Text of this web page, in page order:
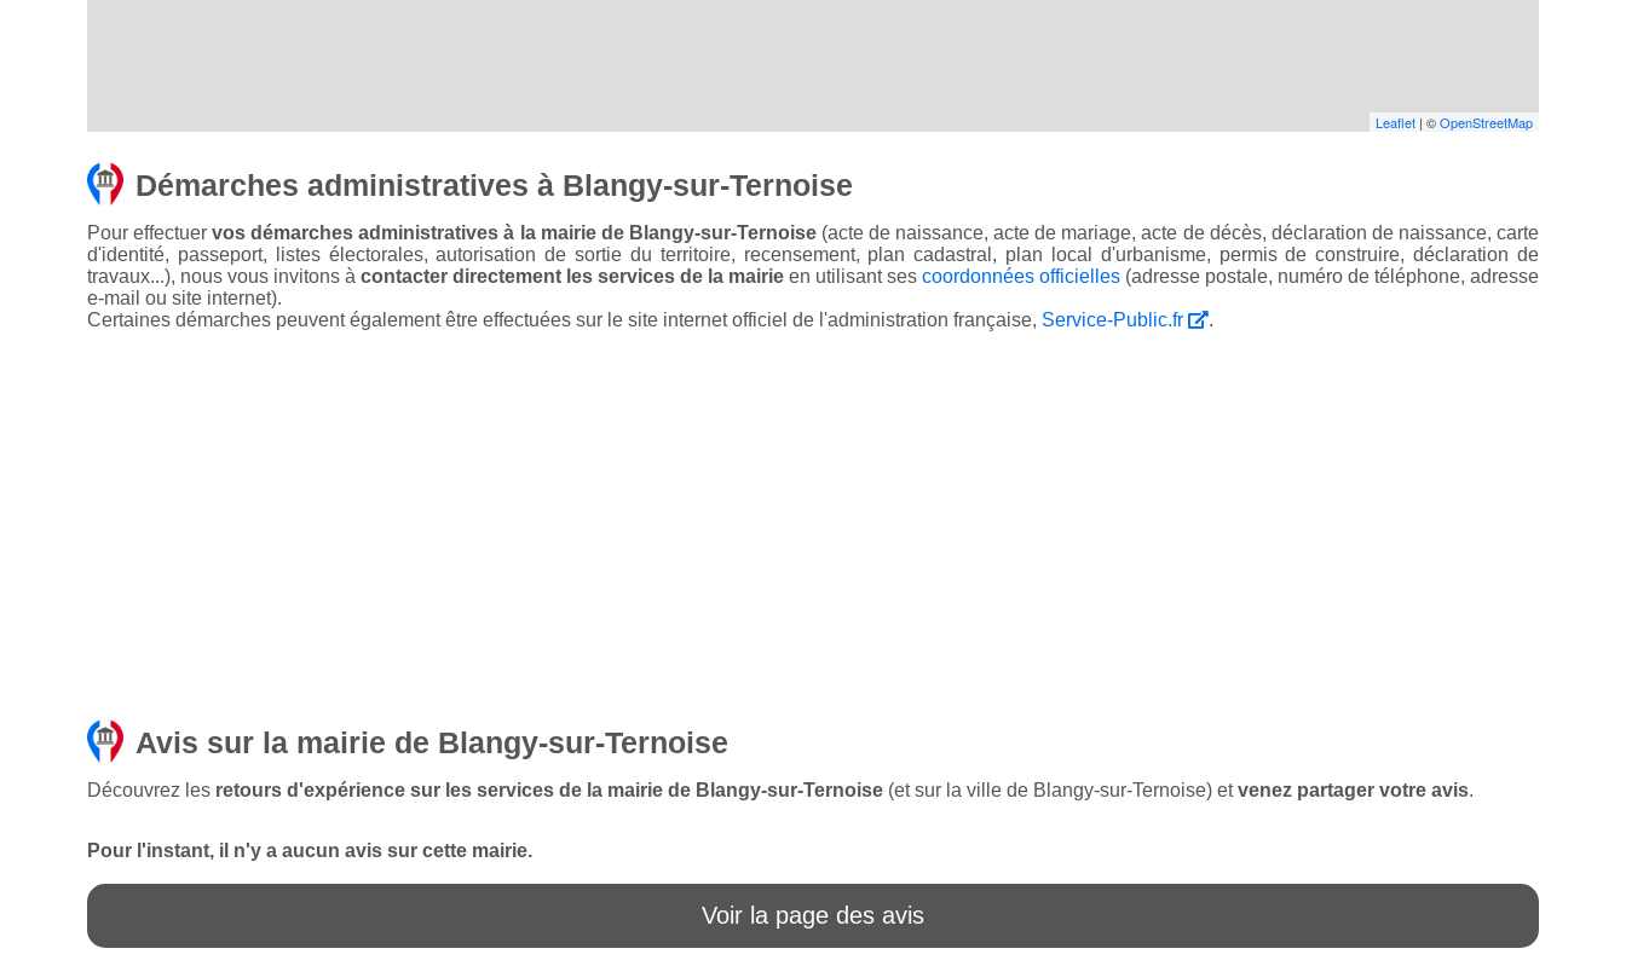
Leaflet | ©OpenStreetMap
Démarches administratives à Blangy-sur-Ternoise
Pour effectuervos démarches administratives à la mairie de Blangy-sur-Ternoise(acte de naissance, acte de mariage, acte de décès, déclaration de naissance, carte
d'identité, passeport, listes électorales, autorisation de sortie du territoire, recensement, plan cadastral, plan local d'urbanisme, permis de construire, déclaration de
travaux...), nous vous invitons à contacter directement les services de la mairie en utilisant ses coordonnées officielles (adresse postale, numéro de téléphone, adresse
e-mail ou site internet).
Certaines démarches peuvent également être effectuées sur le site internet officiel de l'administration française, Service-Public.fr .
Avis sur la mairie de Blangy-sur-Ternoise
Découvrez les retours d'expérience sur les services de la mairie de Blangy-sur-Ternoise (et sur la ville de Blangy-sur-Ternoise) etvenez partager votre avis.
Pour l'instant, il n'y a aucun avis sur cette mairie.
Voir la page des avis